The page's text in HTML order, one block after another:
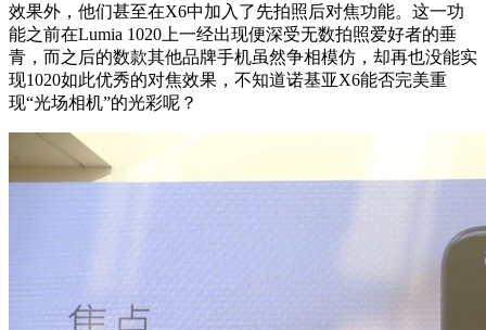
效果外，他们甚至在X6中加入了先拍照后对焦功能。这一功
能之前在Lumia 1020上一经出现便深受无数拍照爱好者的垂
青，而之后的数款其他品牌手机虽然争相模仿，却再也没能实
现1020如此优秀的对焦效果，不知道诺基亚X6能否完美重
现“光场相机”的光彩呢？